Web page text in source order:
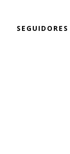
SEGUIDORES